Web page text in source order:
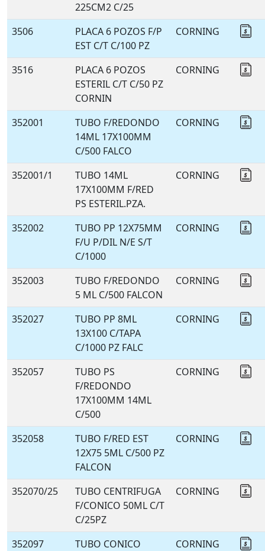
225CM2 C/25
3506
PLACA 6 POZOS F/P
EST C/T C/100 PZ
CORNING
3516
PLACA 6 POZOS
ESTERIL C/T C/50 PZ
CORNIN
CORNING
352001
TUBO F/REDONDO
14ML 17X100MM
C/500 FALCO
CORNING
352001/1
TUBO 14ML
17X100MM F/RED
PS ESTERIL.PZA.
CORNING
352002
TUBO PP 12X75MM
F/U P/DIL N/E S/T
C/1000
CORNING
352003
TUBO F/REDONDO
5 ML C/500 FALCON
CORNING
352027
TUBO PP 8ML
13X100 C/TAPA
C/1000 PZ FALC
CORNING
352057
TUBO PS
F/REDONDO
17X100MM 14ML
C/500
CORNING
352058
TUBO F/RED EST
12X75 5ML C/500 PZ
FALCON
CORNING
352070/25
TUBO CENTRIFUGA
F/CONICO 50ML C/T
C/25PZ
CORNING
352097
TUBO CONICO
CORNING